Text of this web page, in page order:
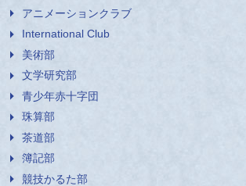
アニメーションクラブ
International Club
美術部
文学研究部
青少年赤十字団
珠算部
茶道部
簿記部
競技かるた部